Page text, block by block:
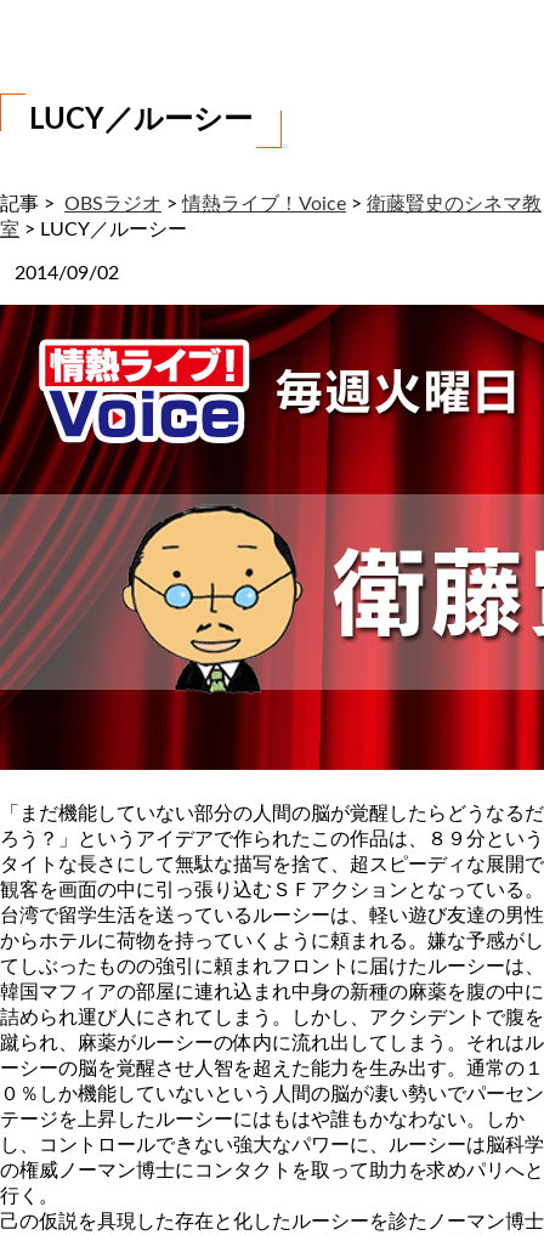
LUCY／ルーシー
記事 > OBSラジオ >情熱ライブ！Voice > 衛藤賢史のシネマ教
室 > LUCY／ルーシー
2014/09/02
「まだ機能していない部分の人間の脳が覚醒したらどうなるだ
ろう？」というアイデアで作られたこの作品は、８９分という
タイトな長さにして無駄な描写を捨て、超スピーディな展開で
観客を画面の中に引っ張り込むＳＦアクションとなっている。
台湾で留学生活を送っているルーシーは、軽い遊び友達の男性
からホテルに荷物を持っていくように頼まれる。嫌な予感がし
てしぶったものの強引に頼まれフロントに届けたルーシーは、
韓国マフィアの部屋に連れ込まれ中身の新種の麻薬を腹の中に
詰められ運び人にされてしまう。しかし、アクシデントで腹を
蹴られ、麻薬がルーシーの体内に流れ出してしまう。それはル
ーシーの脳を覚醒させ人智を超えた能力を生み出す。通常の１
０％しか機能していないという人間の脳が凄い勢いでパーセン
テージを上昇したルーシーにはもはや誰もかなわない。しか
し、コントロールできない強大なパワーに、ルーシーは脳科学
の権威ノーマン博士にコンタクトを取って助力を求めパリへと
行く。
己の仮説を具現した存在と化したルーシーを診たノーマン博士